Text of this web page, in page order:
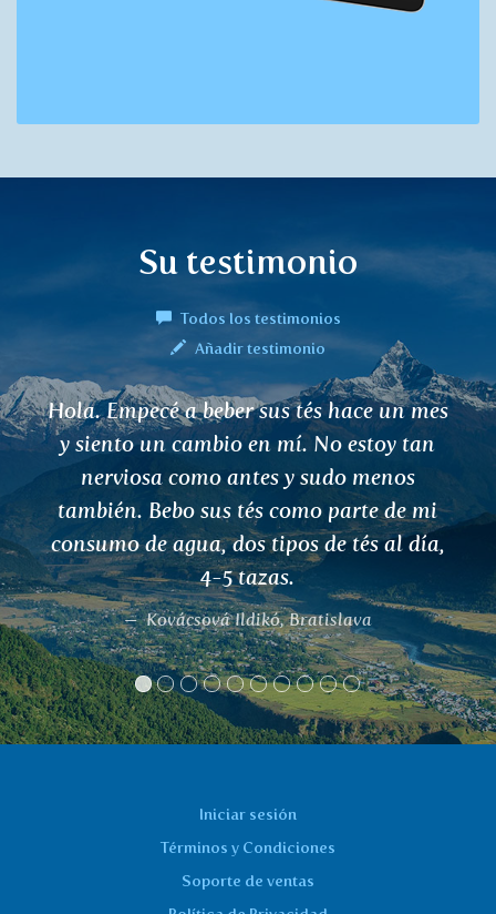
Su testimonio
Todos los testimonios
Añadir testimonio
mes
tan
mi
al día,
La infusión/té DALCHINI me
durante los primeros días de
temporada de polen de
Después de una semana de
tres veces al día, yo era capaz de
a mi perro y correr con él a
prado en flor!
Marta K.
Iniciar sesión
Términos y Condiciones
Soporte de ventas